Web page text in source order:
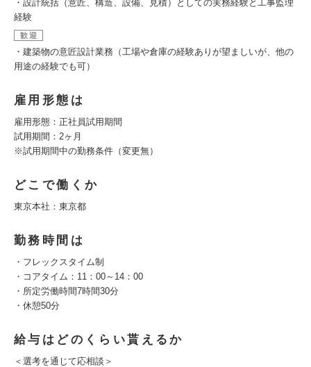
・設計統括（意匠、構造、設備、見積）としての実務経験と工事監理
経験
歓迎
・建築物の意匠設計業務（工場や倉庫の経験ありが望ましいが、他の
用途の経験でも可）
雇用形態は
雇用形態：正社員試用期間
試用期間：2ヶ月
※試用期間中の勤務条件（変更無）
どこで働くか
東京本社：東京都
勤務時間は
・フレックスタイム制
・コアタイム：11：00～14：00
・所定労働時間7時間30分
・休憩50分
給与はどのくらい貰えるか
＜選考を通じて応相談＞